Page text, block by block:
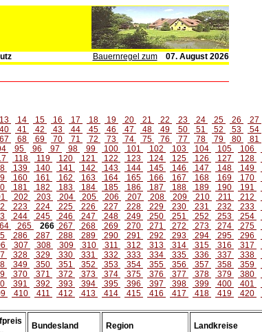
Bauernregel zum
07. August 2026
13 14 15 16 17 18 19 20 21 22 23 24 25 26 27
40 41 42 43 44 45 46 47 48 49 50 51 52 53 54
67 68 69 70 71 72 73 74 75 76 77 78 79 80 81
95 96 97 98 99 100 101 102 103 104 105 106
118 119 120 121 122 123 124 125 126 127 128
139 140 141 142 143 144 145 146 147 148 149
160 161 162 163 164 165 166 167 168 169 170
181 182 183 184 185 186 187 188 189 190 191
202 203 204 205 206 207 208 209 210 211 212
223 224 225 226 227 228 229 230 231 232 233
244 245 246 247 248 249 250 251 252 253 254
265 266 267 268 269 270 271 272 273 274 275
286 287 288 289 290 291 292 293 294 295 296
307 308 309 310 311 312 313 314 315 316 317
328 329 330 331 332 333 334 335 336 337 338
349 350 351 352 353 354 355 356 357 358 359
370 371 372 373 374 375 376 377 378 379 380
391 392 393 394 395 396 397 398 399 400 401
410 411 412 413 414 415 416 417 418 419 420
Bundesland Region Landkreise